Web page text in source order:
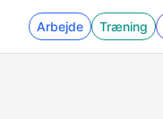
Arbejde Træning